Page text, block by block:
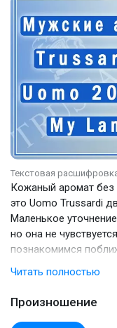
оттенками. Он
и называется
«Моя земля».
Текстовая
Кожаный аромат
это Uomo Trussardi
Маленькое
но она не
познакомимся
Но сначала я хочу
на канале. Если
Прочитав пирамиду
Читать полностью
Произношение